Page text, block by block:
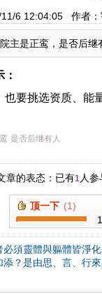
11/6 12:04:05 作者
主是正鸾，是否后继
要挑选资质、能
是否后继有人
章的表态：已有1 人参
顶一下 (1)
須靈體與軀體皆淨化
添？是由思、言、行